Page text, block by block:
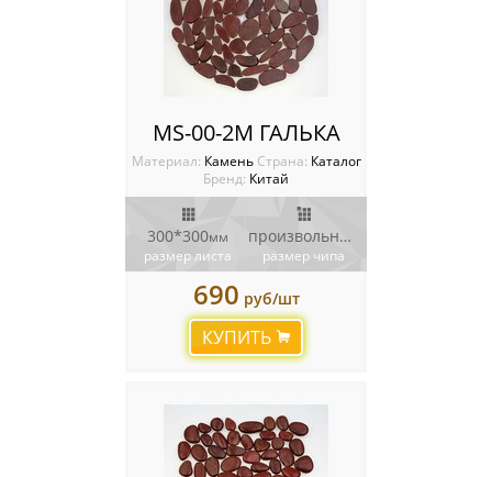
MS-00-2M ГАЛЬКА
Материал: Камень Cтрана: Каталог
Бренд: Китай
300*300мм
размер листа
произвольный
размер чипа
690 руб/шт
КУПИТЬ